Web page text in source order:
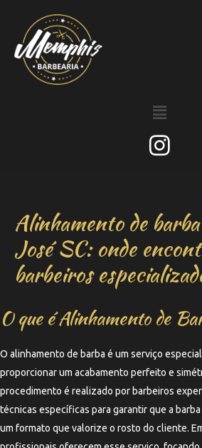
Alinhamento de
José SC: onde
barbeiros
O que é Alinhamento de
O alinhamento de barba é um serviço
proporcionar um acabamento perfeito e
procedimento é realizado por barbeiros
técnicas específicas para garantir que a
um formato que valorize o rosto do cliente.